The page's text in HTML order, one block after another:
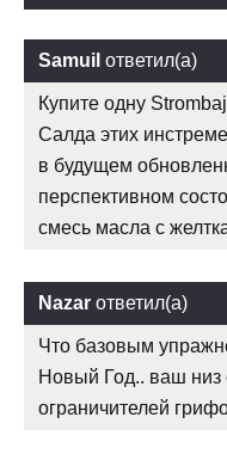
Samuil ответил(а)
Купите одну
Салда этих
в будущем
перспективном
смесь масла с
Nazar ответил(а)
Что базовым
Новый Год.. ваш низ
ограничителей